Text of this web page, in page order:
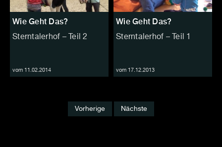
Wie Geht Das?
Sterntalerhof – Teil 2
vom 11.02.2014
Wie Geht Das?
Sterntalerhof – Teil 1
vom 17.12.2013
Vorherige Nächste